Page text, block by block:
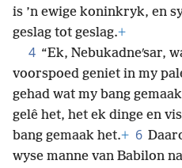
is ’n ewige koninkryk, en
geslag tot geslag.+
4 “Ek, Nebukadneʹsar,
voorspoed geniet in my
gehad wat my bang
gelê het, het ek dinge en
bang gemaak het.+ 6
wyse manne van Babilon